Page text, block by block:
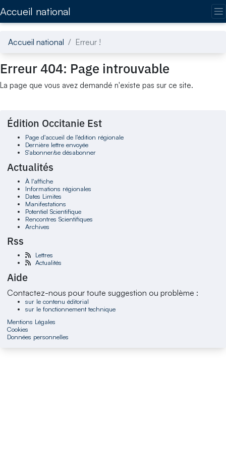
Accueil national
Accueil national Erreur !
Erreur 404: Page introuvable
La page que vous avez demandé n'existe pas sur ce site.
Édition Occitanie Est
Page d'accueil de l'édition régionale
Dernière lettre envoyée
S'abonner/se désabonner
Actualités
À l'affiche
Informations régionales
Dates Limites
Manifestations
Potentiel Scientifique
Rencontres Scientifiques
Archives
Rss
Lettres
Actualités
Aide
Contactez-nous pour toute suggestion ou problème :
sur le contenu éditorial
sur le fonctionnement technique
Mentions Légales
Cookies
Données personnelles